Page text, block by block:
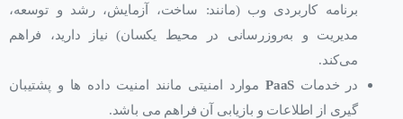
برنامه ‌کاربردی وب (مانند: ساخت، آزمایش، رشد و توسعه،
مدیریت و به‌روزرسانی در محیط یکسان) نیاز دارید، فراهم
می‌کند.
در خدمات PaaS موارد امنیتی مانند امنیت داده ها و پشتیبان
گیری از اطلاعات و بازیابی آن فراهم می باشد.